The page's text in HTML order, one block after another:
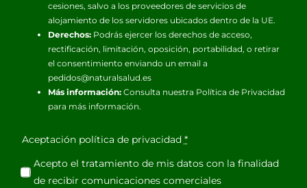
cesiones, salvo a los proveedores de servicios de
alojamiento de los servidores ubicados dentro de la UE.
Derechos:Podrás ejercer los derechos de acceso,
rectificación, limitación, oposición, portabilidad, o retirar
el consentimiento enviando un email a
pedidos@naturalsalud.es
Más información:Consulta nuestra Política de Privacidad
para más información.
Aceptación política de privacidad *
Acepto el tratamiento de mis datos con la finalidad
de recibir comunicaciones comerciales